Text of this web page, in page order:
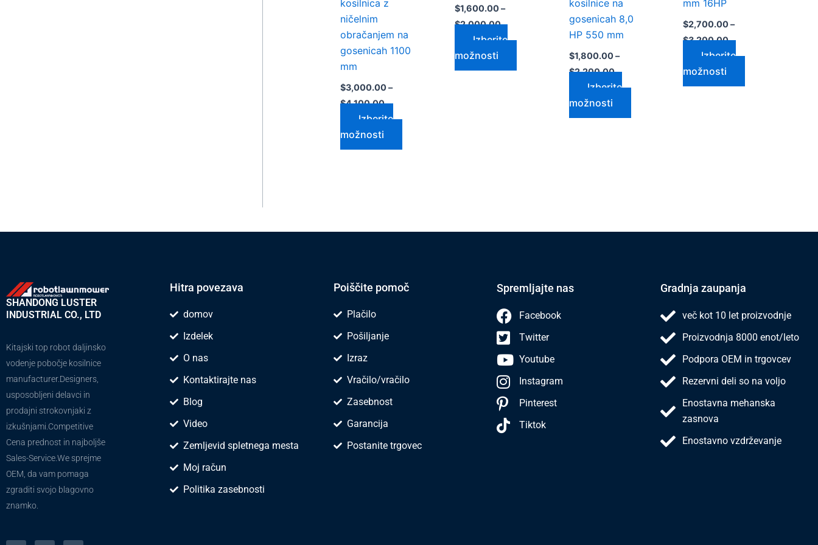
kosilnica z
ničelnim
obračanjem na
gosenicah 1100
mm
$3,000.00–
$4,100.00
Izberite
možnosti
$1,600.00–
$2,000.00
Izberite
možnosti
kosilnice na
gosenicah 8,0
HP 550 mm
$1,800.00–
$2,200.00
Izberite
možnosti
mm 16HP
$2,700.00 –
$3,200.00
Izberite
možnosti
SHANDONG LUSTER
INDUSTRIAL CO., LTD
Kitajski top robot daljinsko
vodenje pobočje kosilnice
manufacturer.Designers,
usposobljeni delavci in
prodajni strokovnjaki z
izkušnjami.Competitive
Cena prednost in najboljše
Sales-Service.We sprejme
OEM, da vam pomaga
zgraditi svojo blagovno
znamko.
w a o
o i
Hitra povezava
domov
Izdelek
O nas
Kontaktirajte nas
Blog
Video
Zemljevid spletnega mesta
Moj račun
Politika zasebnosti
Poiščite pomoč
Plačilo
Pošiljanje
Izraz
Vračilo/vračilo
Zasebnost
Garancija
Postanite trgovec
Spremljajte nas
Facebook
Twitter
Youtube
Instagram
Pinterest
Tiktok
Gradnja zaupanja
več kot 10 let proizvodnje
Proizvodnja 8000 enot/leto
Podpora OEM in trgovcev
Rezervni deli so na voljo
Enostavna mehanska
zasnova
Enostavno vzdrževanje